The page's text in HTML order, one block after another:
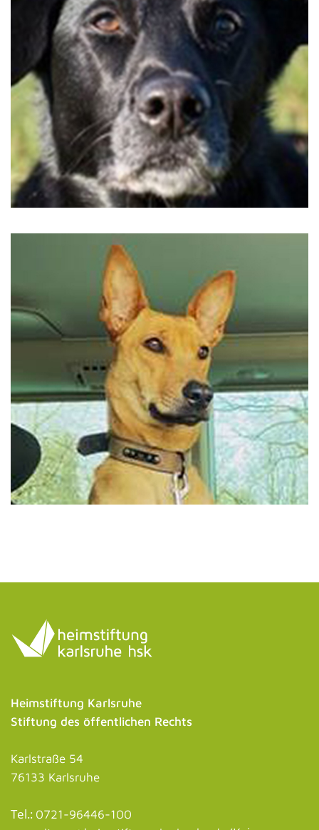
Heimstiftung Karlsruhe
Stiftung des öffentlichen Rechts
Karlstraße 54
76133 Karlsruhe
Tel.: 0721-96446-100